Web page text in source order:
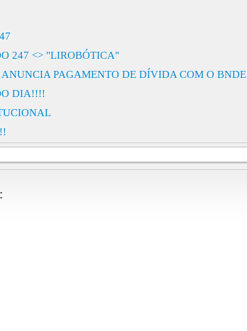
247 <> "LIROBÓTICA"
PAGAMENTO DE DÍVIDA COM O BNDE
DIA!!!!